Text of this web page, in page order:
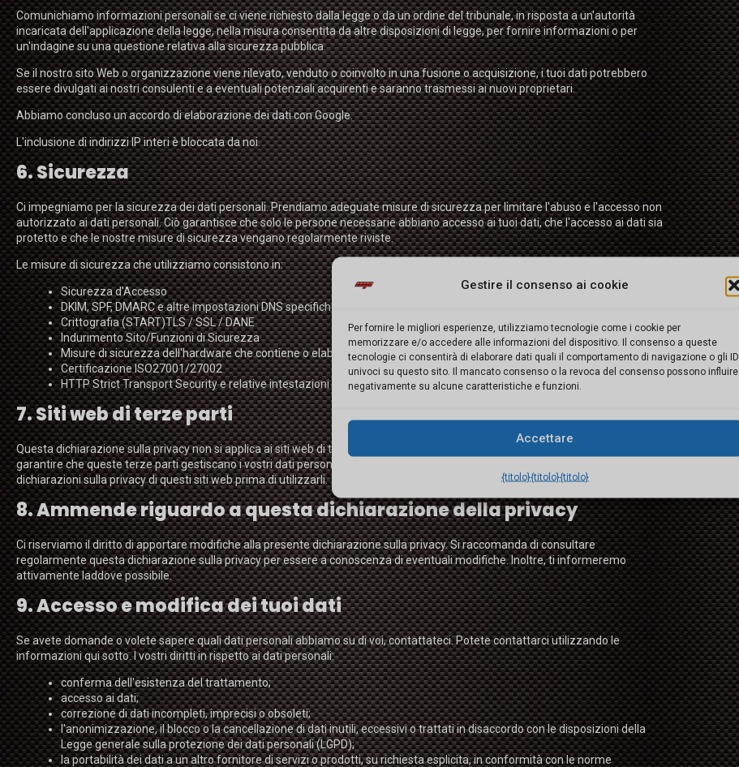
Gestire il consenso ai cookie
Per fornire le migliori esperienze, utilizziamo tecnologie come i cookie per
memorizzare e/o accedere alle informazioni del dispositivo. Il consenso a queste
tecnologie ci consentirà di elaborare dati quali il comportamento di navigazione o gli ID
univoci su questo sito. Il mancato consenso o la revoca del consenso possono influire
negativamente su alcune caratteristiche e funzioni.
Accettare
{titolo}{titolo}{titolo}
Comunichiamo informazioni personali se ci viene richiesto dalla legge o da un ordine del tribunale, in risposta a un'autorità
incaricata dell'applicazione della legge, nella misura consentita da altre disposizioni di legge, per fornire informazioni o per
un'indagine su una questione relativa alla sicurezza pubblica.
Se il nostro sito Web o organizzazione viene rilevato, venduto o coinvolto in una fusione o acquisizione, i tuoi dati potrebbero
essere divulgati ai nostri consulenti e a eventuali potenziali acquirenti e saranno trasmessi ai nuovi proprietari.
Abbiamo concluso un accordo di elaborazione dei dati con Google.
L'inclusione di indirizzi IP interi è bloccata da noi.
6. Sicurezza
Ci impegniamo per la sicurezza dei dati personali. Prendiamo adeguate misure di sicurezza per limitare l'abuso e l'accesso non
autorizzato ai dati personali. Ciò garantisce che solo le persone necessarie abbiano accesso ai tuoi dati, che l'accesso ai dati sia
protetto e che le nostre misure di sicurezza vengano regolarmente riviste.
Le misure di sicurezza che utilizziamo consistono in:
Sicurezza d'Accesso
DKIM, SPF, DMARC e altre impostazioni DNS specifiche
Crittografia (START)TLS / SSL / DANE
Indurimento Sito/Funzioni di Sicurezza
Misure di sicurezza dell'hardware che contiene o elabora dati personali.
Certificazione ISO27001/27002
HTTP Strict Transport Security e relative intestazioni di sicurezza e politiche del browser
7. Siti web di terze parti
Questa dichiarazione sulla privacy non si applica ai siti web di terzi collegati tramite link sul nostro sito web. Non possiamo
garantire che queste terze parti gestiscano i vostri dati personali in modo affidabile e sicuro. Vi consigliamo di leggere le
dichiarazioni sulla privacy di questi siti web prima di utilizzarli.
8. Ammende riguardo a questa dichiarazione della privacy
Ci riserviamo il diritto di apportare modifiche alla presente dichiarazione sulla privacy. Si raccomanda di consultare
regolarmente questa dichiarazione sulla privacy per essere a conoscenza di eventuali modifiche. Inoltre, ti informeremo
attivamente laddove possibile.
9. Accesso e modifica dei tuoi dati
Se avete domande o volete sapere quali dati personali abbiamo su di voi, contattateci. Potete contattarci utilizzando le
informazioni qui sotto. I vostri diritti in rispetto ai dati personali:
conferma dell'esistenza del trattamento;
accesso ai dati;
correzione di dati incompleti, imprecisi o obsoleti;
l'anonimizzazione, il blocco o la cancellazione di dati inutili, eccessivi o trattati in disaccordo con le disposizioni della
Legge generale sulla protezione dei dati personali (LGPD);
la portabilità dei dati a un altro fornitore di servizi o prodotti, su richiesta esplicita, in conformità con le norme